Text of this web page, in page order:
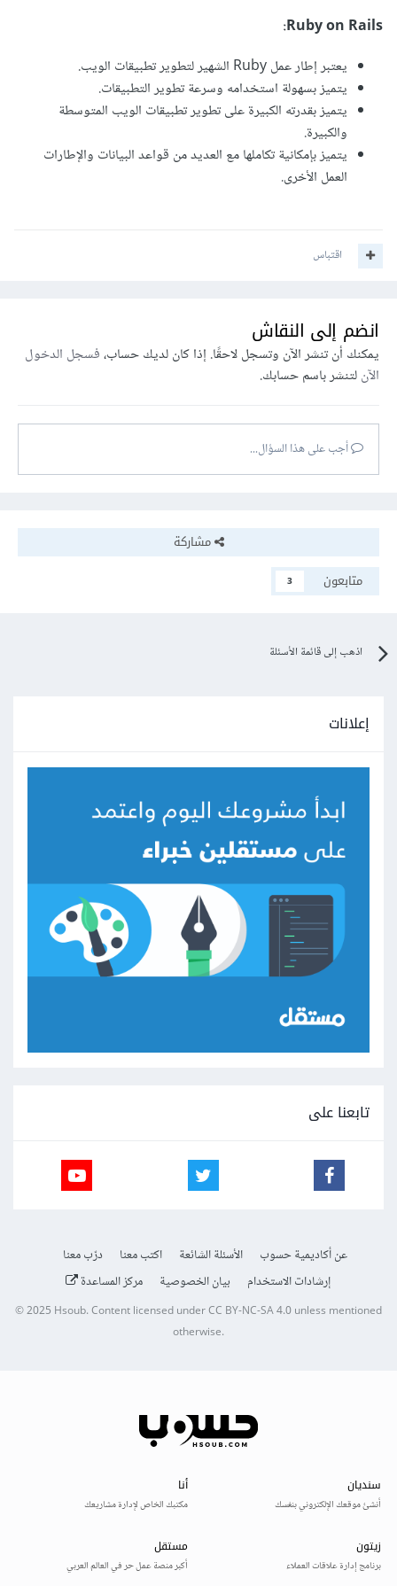
Ruby on Rails:
يعتبر إطار عمل Ruby الشهير لتطوير تطبيقات الويب.
يتميز بسهولة استخدامه وسرعة تطوير التطبيقات.
يتميز بقدرته الكبيرة على تطوير تطبيقات الويب المتوسطة
والكبيرة.
يتميز بإمكانية تكاملها مع العديد من قواعد البيانات والإطارات
العمل الأخرى.
اقتباس
انضم إلى النقاش
يمكنك أن تنشر الآن وتسجل لاحقًا. إذا كان لديك حساب،فسجل الدخول
الآنلتنشر باسم حسابك.
أجب على هذا السؤال...
مشاركة
متابعون
3
اذهب إلى قائمة الأسئلة
إعلانات
تابعنا على
عن أكاديمية حسوب الأسئلة الشائعة اكتب معنا
درّب معنا
إرشادات الاستخدام
بيان الخصوصية مركز المساعدة
© 2025Hsoub.Content licensed underCC BY-NC-SA 4.0unless mentioned
otherwise.